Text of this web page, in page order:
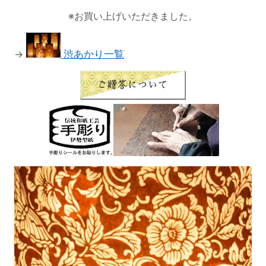
※お買い上げいただきました。
→ 渋あかり一覧